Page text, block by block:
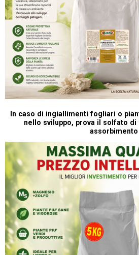
In caso di ingiallimenti fogliari o
nello sviluppo, prova il solfato di
assorbimento